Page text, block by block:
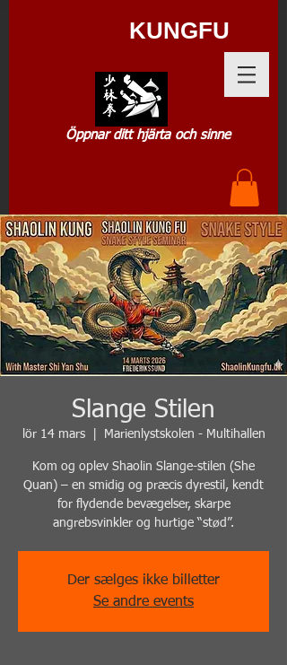
KUNGFU
Öppnar ditt hjärta och sinne
Slange Stilen
lör 14 mars
  |
Marienlystskolen - Multihallen
Kom og oplev Shaolin Slange-stilen (She
Quan) – en smidig og præcis dyrestil, kendt
for flydende bevægelser, skarpe
angrebsvinkler og hurtige “stød”.
Der sælges ikke billetter
Se andre events